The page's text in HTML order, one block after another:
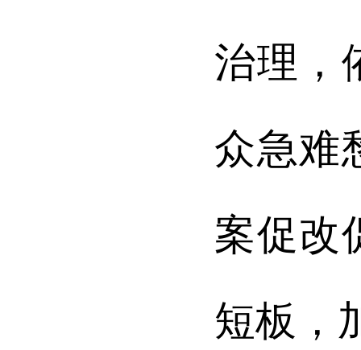
治理，
众急难
案促改
短板，